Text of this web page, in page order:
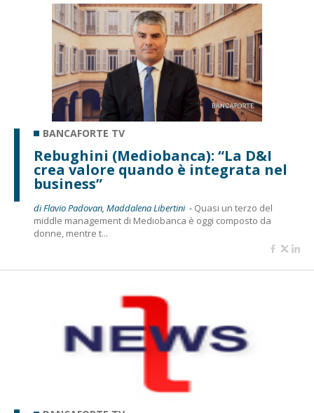
BANCAFORTE TV
Rebughini (Mediobanca): “La D&I
crea valore quando è integrata nel
business”
di Flavio Padovan, Maddalena Libertini - Quasi un terzo del
middle management di Mediobanca è oggi composto da
donne, mentre t...